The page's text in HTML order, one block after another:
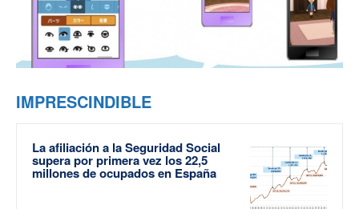
IMPRESCINDIBLE
La afiliación a la Seguridad Social
supera por primera vez los 22,5
millones de ocupados en España